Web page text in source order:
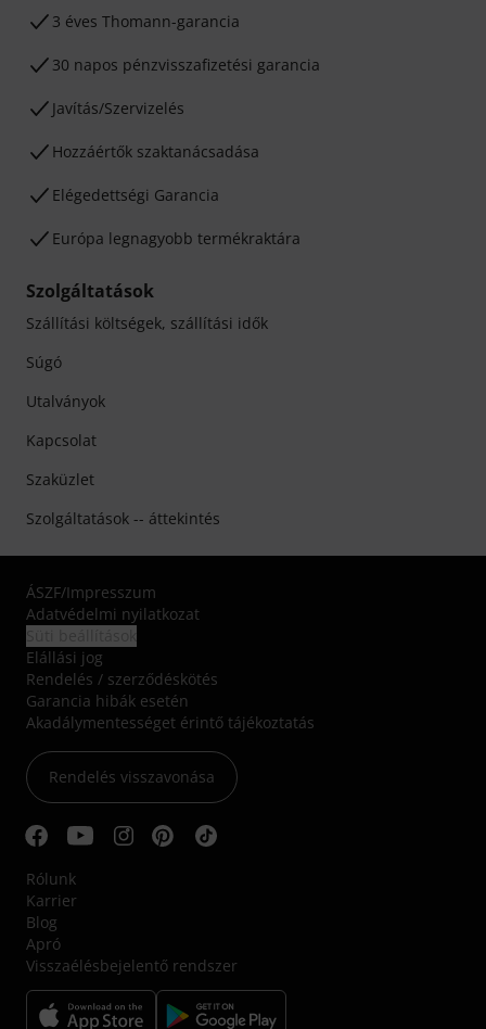
3 éves Thomann-garancia
30 napos pénzvisszafizetési garancia
Javítás/Szervizelés
Hozzáértők szaktanácsadása
Elégedettségi Garancia
Európa legnagyobb termékraktára
Szolgáltatások
Szállítási költségek, szállítási idők
Súgó
Utalványok
Kapcsolat
Szaküzlet
Szolgáltatások -- áttekintés
ÁSZF/Impresszum
Adatvédelmi nyilatkozat
Elállási jog
Rendelés / szerződéskötés
Garancia hibák esetén
Akadálymentességet érintő tájékoztatás
Rendelés visszavonása
Rólunk
Karrier
Blog
Apró
Visszaélésbejelentő rendszer